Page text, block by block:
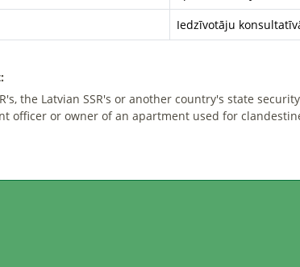
Iedzīvotāju
the Latvian SSR's or another country's state
officer or owner of an apartment used for